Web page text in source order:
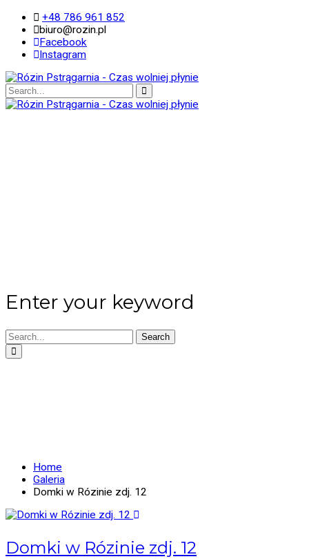
+48 786 961 852
biuro@rozin.pl
Facebook
Instagram
Enter your keyword
Search
Home
Galeria
Domki w Rózinie zdj. 12
Domki w Rózinie zdj. 12